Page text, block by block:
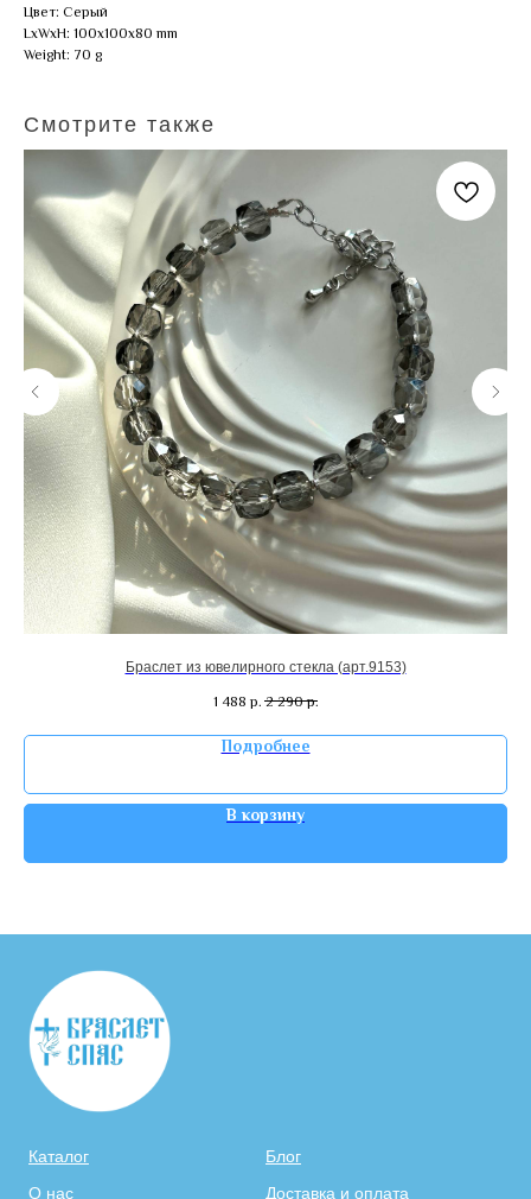
Цвет: Серый
LxWxH: 100x100x80 mm
Weight: 70 g
Смотрите также
Браслет из ювелирного стекла (арт.9153)
1 488 р. 2 290 р.
Подробнее
В корзину
Каталог
О нас
Блог
Доставка и оплата